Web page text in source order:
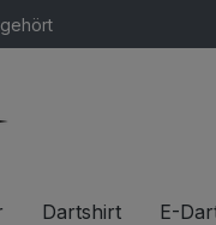
Dartshirt E-